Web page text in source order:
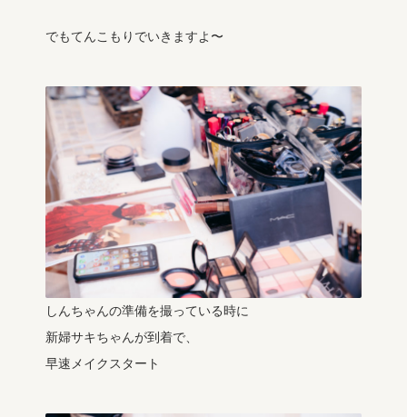
でもてんこもりでいきますよ〜
しんちゃんの準備を撮っている時に
新婦サキちゃんが到着で、
早速メイクスタート